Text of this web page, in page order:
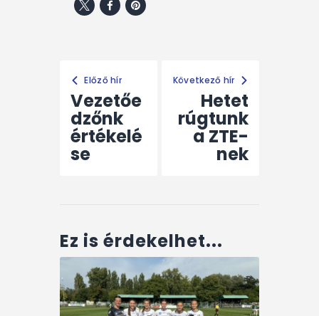
Előző hír
Vezetőe
dzőnk
értékelé
se
Következő hír
Hetet
rúgtunk
a ZTE-
nek
Ez is érdekelhet...